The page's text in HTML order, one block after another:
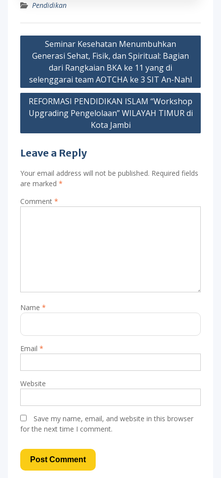
Pendidikan
Post
navigation
Seminar Kesehatan Menumbuhkan
Generasi Sehat, Fisik, dan Spiritual: Bagian
dari Rangkaian BKA ke 11 yang di
selenggarai team AOTCHA ke 3 SIT An-Nahl
REFORMASI PENDIDIKAN ISLAM “Workshop
Upgrading Pengelolaan” WILAYAH TIMUR di
Kota Jambi
Leave a Reply
Your email address will not be published. Required fields
are marked *
Comment *
Name *
Email *
Website
Save my name, email, and website in this browser
for the next time I comment.